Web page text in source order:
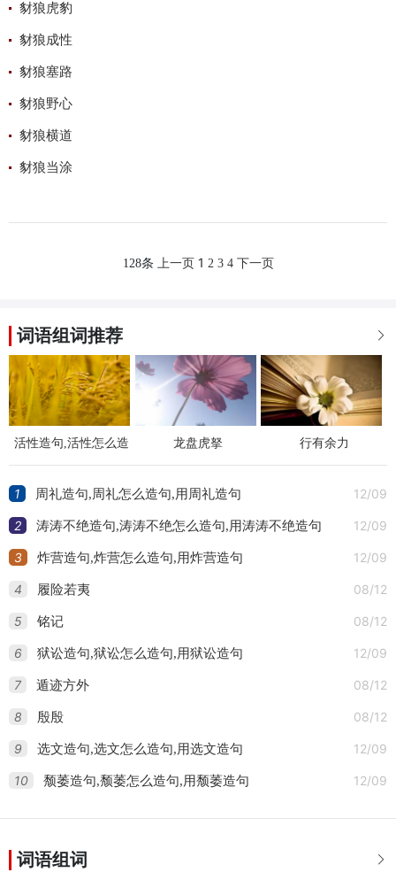
豺狼虎豹
豺狼成性
豺狼塞路
豺狼野心
豺狼横道
豺狼当涂
128条 上一页 1 2 3 4 下一页

词语组词推荐
活性造句,活性怎么造
句,用活性造句
龙盘虎拏 行有余力
1 12/09
周礼造句,周礼怎么造句,用周礼造句
2 12/09
涛涛不绝造句,涛涛不绝怎么造句,用涛涛不绝造句
3 12/09
炸营造句,炸营怎么造句,用炸营造句
4 08/12
履险若夷
5 08/12
铭记
6 12/09
狱讼造句,狱讼怎么造句,用狱讼造句
7 08/12
遁迹方外
8 08/12
殷殷
9 12/09
选文造句,选文怎么造句,用选文造句
10 12/09
颓萎造句,颓萎怎么造句,用颓萎造句

词语组词